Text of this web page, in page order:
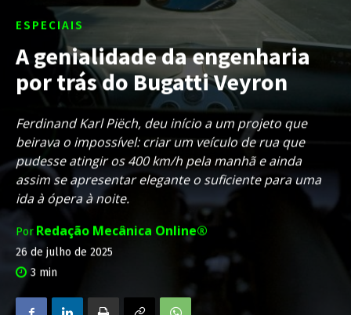
ESPECIAIS
A genialidade da engenharia
por trás do Bugatti Veyron
Ferdinand Karl Piëch, deu início a um projeto que
beirava o impossível: criar um veículo de rua que
pudesse atingir os 400 km/h pela manhã e ainda
assim se apresentar elegante o suficiente para uma
ida à ópera à noite.
Por Redação Mecânica Online®
26 de julho de 2025
3 min